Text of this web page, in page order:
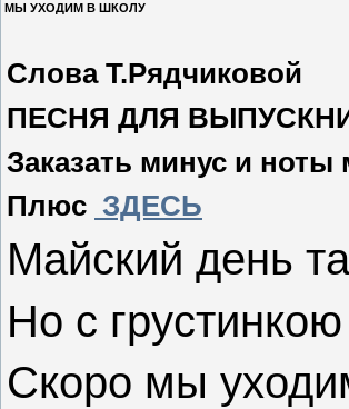
МЫ УХОДИМ В ШКОЛУ
Слова Т.Рядчиковой
ПЕСНЯ ДЛЯ
Заказать минус и
Плюс ЗДЕСЬ
Майский день
Но с
Скоро мы